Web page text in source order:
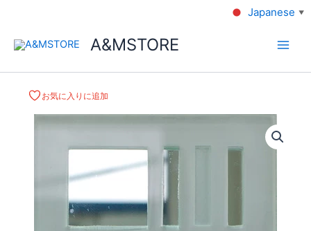
A&MSTORE
お気に入りに追加
Japanese ▼